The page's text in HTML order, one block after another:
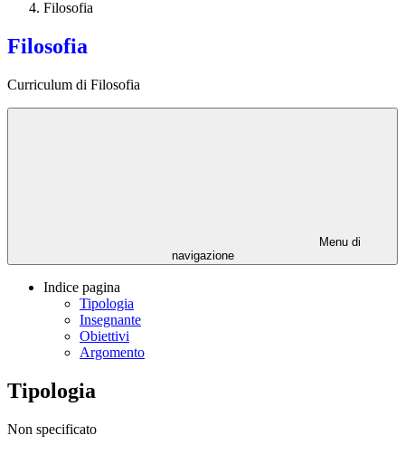
Filosofia
Filosofia
Curriculum di Filosofia
Menu di
navigazione
Indice pagina
Tipologia
Insegnante
Obiettivi
Argomento
Tipologia
Non specificato